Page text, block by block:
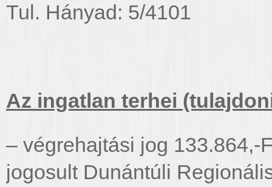
Tul. Hányad: 5/4101
Az ingatlan terhei
– végrehajtási jog 133.864,-
jogosult Dunántúli